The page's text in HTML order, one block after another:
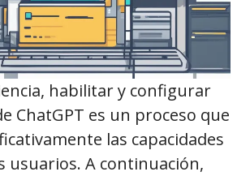
habilitar y configurar
ChatGPT es un proceso que
las capacidades
usuarios. A continuación,